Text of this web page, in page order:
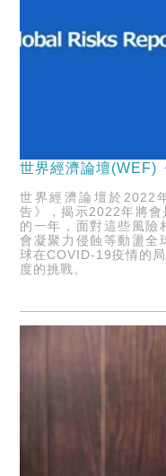
世界經濟論壇(WEF)
世界經濟論壇於2022
告》，揭示2022年將
的一年，面對這些風險
會凝聚力侵蝕等動盪全
球在COVID-19疫情的
度的挑戰。